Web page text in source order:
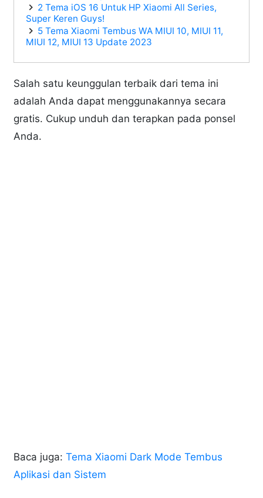
2 Tema iOS 16 Untuk HP Xiaomi All Series,
Super Keren Guys!
5 Tema Xiaomi Tembus WA MIUI 10, MIUI 11,
MIUI 12, MIUI 13 Update 2023
Salah satu keunggulan terbaik dari tema ini
adalah Anda dapat menggunakannya secara
gratis. Cukup unduh dan terapkan pada ponsel
Anda.
Baca juga:Tema Xiaomi Dark Mode Tembus
Aplikasi dan Sistem